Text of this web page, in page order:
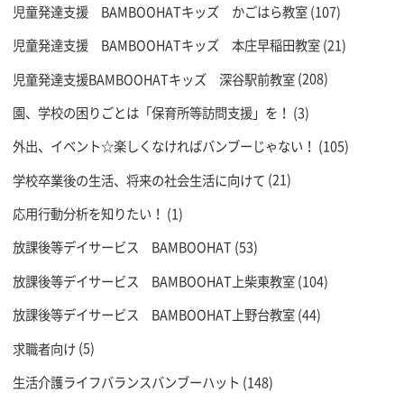
児童発達支援 BAMBOOHATキッズ かごはら教室(107)
児童発達支援 BAMBOOHATキッズ 本庄早稲田教室(21)
児童発達支援BAMBOOHATキッズ 深谷駅前教室(208)
園、学校の困りごとは「保育所等訪問支援」を！ (3)
外出、イベント☆楽しくなければバンブーじゃない！ (105)
学校卒業後の生活、将来の社会生活に向けて (21)
応用行動分析を知りたい！ (1)
放課後等デイサービス BAMBOOHAT(53)
放課後等デイサービス BAMBOOHAT上柴東教室(104)
放課後等デイサービス BAMBOOHAT上野台教室(44)
求職者向け(5)
生活介護ライフバランスバンブーハット (148)